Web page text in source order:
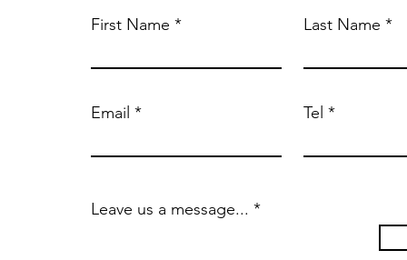
First Name Last Name
Email Tel
Leave us a message...